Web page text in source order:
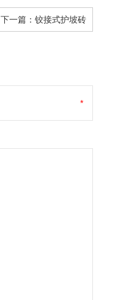
下一篇： 铰接式护坡砖
*